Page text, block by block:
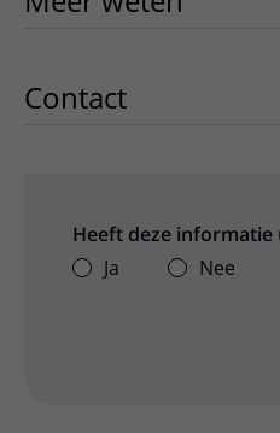
Contact
Heeft deze informatie
Ja
Nee